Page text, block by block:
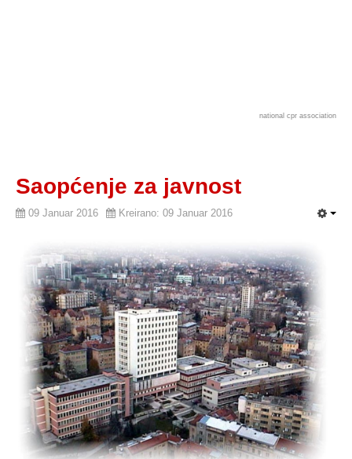
national cpr association
Saopćenje za javnost
09 Januar 2016 Kreirano: 09 Januar 2016